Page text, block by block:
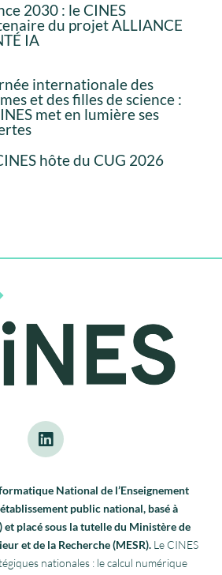
2030 : le CINES
du projet ALLIANCE
IA
internationale des
et des filles de science :
met en lumière ses
hôte du CUG 2026
National de l’Enseignement
public national, basé à
placé sous la tutelle du Ministère de
et de la Recherche (MESR). Le CINES
nationales : le calcul numérique